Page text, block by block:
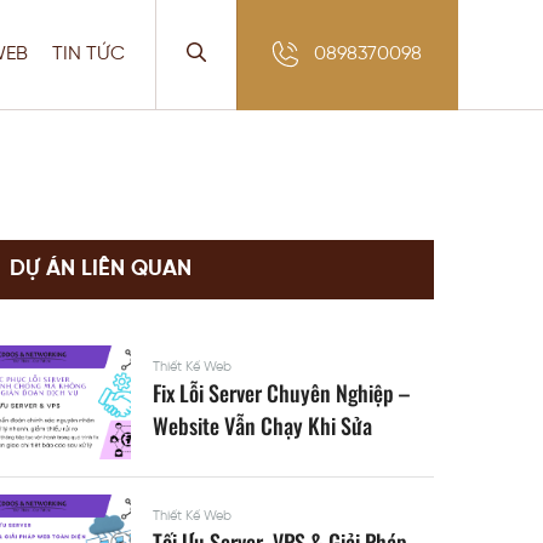
TIN TỨC 0898370098
DỰ ÁN LIÊN QUAN
Thiết Kế Web
Fix Lỗi Server Chuyên Nghiệp –
Website Vẫn Chạy Khi Sửa
Thiết Kế Web